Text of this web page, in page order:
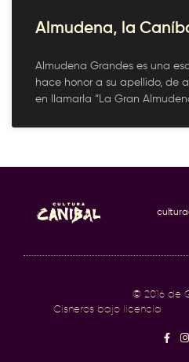
Almudena, la
Almudena Grandes es una
hace honor a su apellido, de
en llamarla “La Gran
© 2016 de
Cisneros bajo licencia